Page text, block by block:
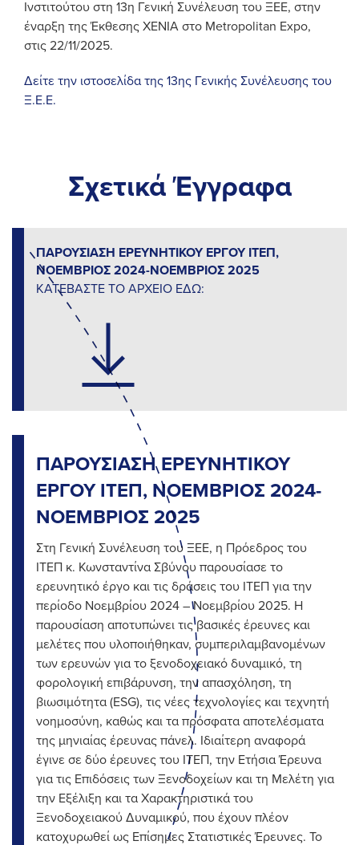
Ινστιτούτου στη 13η Γενική Συνέλευση του ΞΕΕ, στην
έναρξη της Έκθεσης ΧΕΝΙΑ στο Metropolitan Expo,
στις 22/11/2025.
Δείτε την ιστοσελίδα της 13ης Γενικής Συνέλευσης του
Ξ.Ε.Ε.
Σχετικά Έγγραφα
ΠΑΡΟΥΣΙΑΣΗ ΕΡΕΥΝΗΤΙΚΟΥ ΕΡΓΟΥ ΙΤΕΠ,
ΝΟΕΜΒΡΙΟΣ 2024-ΝΟΕΜΒΡΙΟΣ 2025
ΚΑΤΕΒΑΣΤΕ ΤΟ ΑΡΧΕΙΟ ΕΔΩ:
ΠΑΡΟΥΣΙΑΣΗ ΕΡΕΥΝΗΤΙΚΟΥ
ΕΡΓΟΥ ΙΤΕΠ, ΝΟΕΜΒΡΙΟΣ 2024-
ΝΟΕΜΒΡΙΟΣ 2025
Στη Γενική Συνέλευση του ΞΕΕ, η Πρόεδρος του
ΙΤΕΠ κ. Κωνσταντίνα Σβύνου παρουσίασε το
ερευνητικό έργο και τις δράσεις του ΙΤΕΠ για την
περίοδο Νοεμβρίου 2024 – Νοεμβρίου 2025. Η
παρουσίαση αποτυπώνει τις βασικές έρευνες και
μελέτες που υλοποιήθηκαν, συμπεριλαμβανομένων
των ερευνών για το ξενοδοχειακό δυναμικό, τη
φορολογική επιβάρυνση, την απασχόληση, τη
βιωσιμότητα (ESG), τις νέες τεχνολογίες και τεχνητή
νοημοσύνη, καθώς και τα πρόσφατα αποτελέσματα
της μηνιαίας έρευνας πάνελ. Ιδιαίτερη αναφορά
έγινε σε δύο έρευνες του ΙΤΕΠ, την Ετήσια Έρευνα
για τις Επιδόσεις των Ξενοδοχείων και τη Μελέτη για
την Εξέλιξη και τα Χαρακτηριστικά του
Ξενοδοχειακού Δυναμικού, που έχουν πλέον
κατοχυρωθεί ως Επίσημες Στατιστικές Έρευνες. Το